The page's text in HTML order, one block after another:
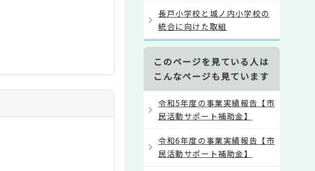
長戸小学校と城ノ内小学校の
統合に向けた取組
このページを見ている人は
こんなページも見ています
令和5年度の事業実績報告【市
民活動サポート補助金】
令和6年度の事業実績報告【市
民活動サポート補助金】